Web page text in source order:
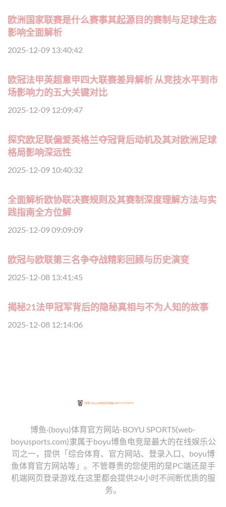
欧洲国家联赛是什么赛事其起源目的赛制与足球生态
影响全面解析
2025-12-09 13:40:42
欧冠法甲英超意甲四大联赛差异解析 从竞技水平到市
场影响力的五大关键对比
2025-12-09 12:09:47
探究欧足联偏爱英格兰夺冠背后动机及其对欧洲足球
格局影响深远性
2025-12-09 10:40:32
全面解析欧协联决赛规则及其赛制深度理解方法与实
践指南全方位解
2025-12-09 09:09:09
欧冠与欧联第三名争夺战精彩回顾与历史演变
2025-12-08 13:41:45
揭秘21法甲冠军背后的隐秘真相与不为人知的故事
2025-12-08 12:14:06
博鱼·(boyu)体育官方网站-BOYU SPORTS(web-
boyusports.com)隶属于boyu博鱼电竞是最大的在线娱乐公
司之一，提供「综合体育、官方网站、登录入口、boyu博
鱼体育官方网站等」。不管尊贵的您使用的是PC端还是手
机端网页登录游戏,在这里都会提供24小时不间断优质的服
务。